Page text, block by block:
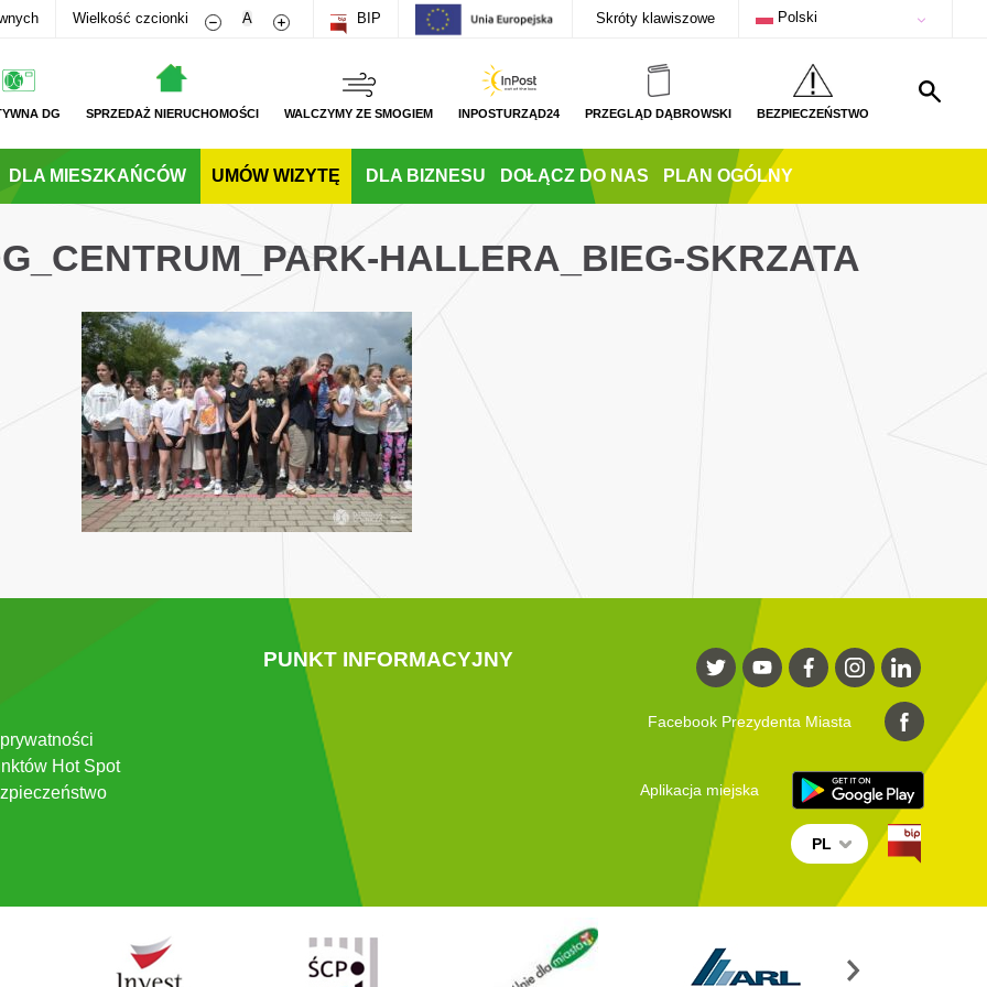
Wielkość czcionki Zmniejsz rozmiar czcionki
A Zwiększ rozmiar czcionki
BIP Skróty klawiszowe Polski
DG SPRZEDAŻ NIERUCHOMOŚCI WALCZYMY ZE SMOGIEM INPOSTURZĄD24 PRZEGLĄD DĄBROWSKI BEZPIECZEŃSTWO
DLA MIESZKAŃCÓW UMÓW WIZYTĘ DLA BIZNESU DOŁĄCZ DO NAS PLAN OGÓLNY
HALLERA_BIEG-SKRZATA
Hot Spot
PUNKT INFORMACYJNY
Facebook Prezydenta Miasta
Aplikacja miejska
PL